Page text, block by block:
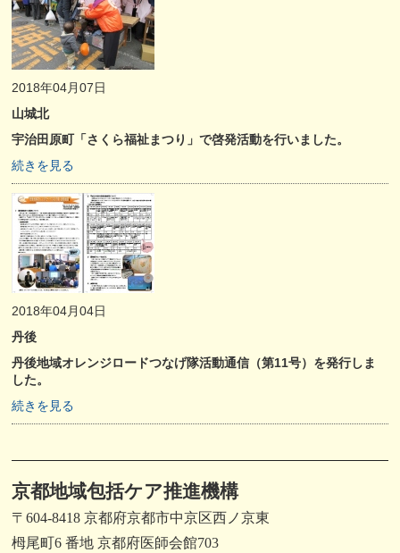
2018年04月07日
山城北
宇治田原町「さくら福祉まつり」で啓発活動を行いました。
続きを見る
2018年04月04日
丹後
丹後地域オレンジロードつなげ隊活動通信（第11号）を発行しま
した。
続きを見る
京都地域包括ケア推進機構
〒604-8418 京都府京都市中京区西ノ京東
栂尾町6 番地 京都府医師会館703